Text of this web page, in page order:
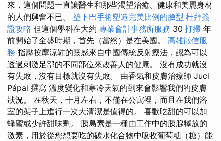
來，這個問題一直讓醫生和那些渴望治癒、健康和美麗身材
的人們興奮不已。 墊下巴手術塑造完美比例的臉型 杜拜簽
證攻略 但這個學科在大約 專業會計事務所服務 30 打掃 年
前開始了全盛時期，首先（當然）是在美國。 高雄徵信服
務 指壓按摩涼鞋的靈感來自中國傳統反射療法，認為可以
透過刺激足部的不同部位來改善人的健康。 沒有成功就沒
有失敗，沒有目標就沒有失敗。 由香氣和皮膚治療師 Juci
Pápai 撰寫 溫度變化和寒冷天氣的到來會影響我們的皮膚
狀況。 在秋天，十月左右，不僅在公寓裡，而且在我們浴
室的架子上進行一次大清潔是值得的。 喜歡吃甜的可以加
蜂蜜或少許甜味劑。 胰島素是一種由工作中的胰腺釋放的
激素，用於從您想要吃的碳水化合物中吸收葡萄糖（糖）能